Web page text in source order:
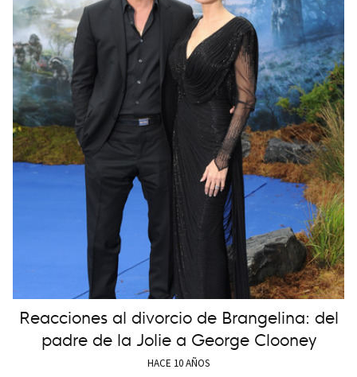
Reacciones al divorcio de Brangelina: del
padre de la Jolie a George Clooney
HACE 10 AÑOS